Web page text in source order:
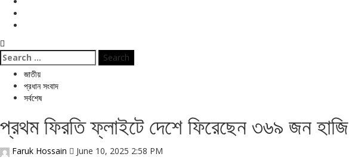
Search
for:
জাতীয়
প্রধান সংবাদ
সর্বশেষ
প্রথম ফিরতি ফ্লাইটে দেশে ফিরেছেন ৩৬৯ জন হাজি
Faruk Hossain June 10, 2025 2:58 PM